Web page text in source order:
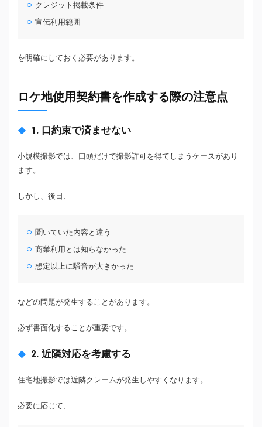
クレジット掲載条件
宣伝利用範囲
を明確にしておく必要があります。
ロケ地使用契約書を作成する際の注意点
1. 口約束で済ませない
小規模撮影では、口頭だけで撮影許可を得てしまうケースがあり
ます。
しかし、後日、
聞いていた内容と違う
商業利用とは知らなかった
想定以上に騒音が大きかった
などの問題が発生することがあります。
必ず書面化することが重要です。
2. 近隣対応を考慮する
住宅地撮影では近隣クレームが発生しやすくなります。
必要に応じて、